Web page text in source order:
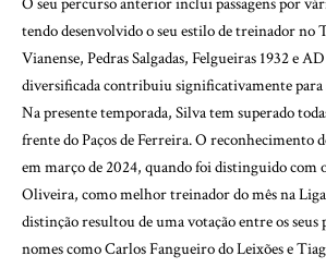
tendo desenvolvido o seu estilo de treinador no
Vianense, Pedras Salgadas, Felgueiras 1932 eAD
diversificada contribuiu significativamente para
Na presente temporada, Silva tem superado
frente do Paços de Ferreira. O reconhecimento
em março de 2024, quando foi distinguido
Oliveira, como melhor treinador do mês na
distinção resultou de uma votação entre os seus
nomes como Carlos Fangueiro do Leixões e